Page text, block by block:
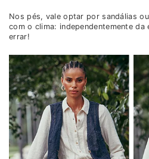
Nos pés, vale optar por sandálias
com o clima: independentemente
errar!